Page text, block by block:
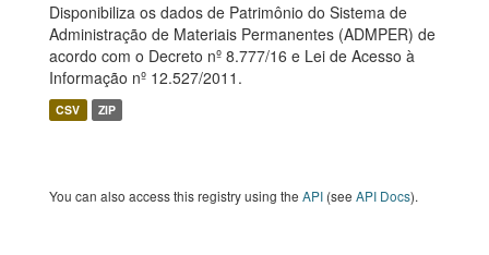
Disponibiliza os dados de Patrimônio do Sistema de
Administração de Materiais Permanentes (ADMPER) de
acordo com o Decreto nº 8.777/16 e Lei de Acesso à
Informação nº 12.527/2011.
CSV ZIP
You can also access this registry using the API (see API Docs).